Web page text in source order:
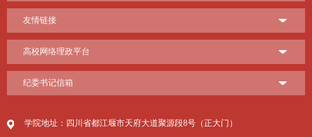
友情链接
高校网络理政平台
纪委书记信箱
学院地址：四川省都江堰市天府大道聚源段8号（正大门）